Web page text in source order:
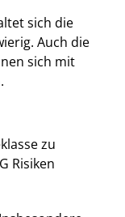
sich die
Auch die
sich mit
zu
Risiken